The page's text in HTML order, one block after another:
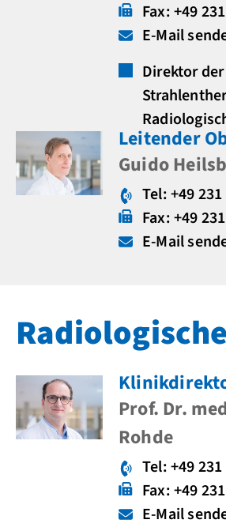
Fax: +49
E-Mail
Direktor
Leitender
Guido
Tel: +49
Fax: +49
E-Mail
Prof. Dr.
Rohde
Tel: +49
Fax: +49
E-Mail